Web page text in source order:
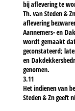
bij aflevering te
Th. van Steden &
aflevering
Aannemers- en
wordt gemaakt
geconstateerd;
en
genomen.
3.11
Het indienen van
Steden & Zn geeft